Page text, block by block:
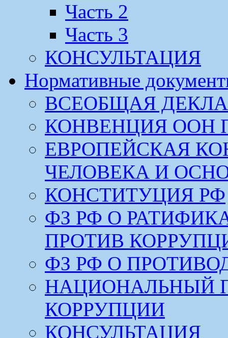
Часть 2
Часть 3
КОНСУЛЬТАЦИЯ
Нормативные
ВСЕОБЩАЯ
КОНВЕНЦИЯ ООН
ЕВРОПЕЙСКАЯ
ЧЕЛОВЕКА И
КОНСТИТУЦИЯ РФ
ФЗ РФ О
ПРОТИВ
ФЗ РФ О
НАЦИОНАЛЬНЫЙ
КОРРУПЦИИ
КОНСУЛЬТАЦИЯ